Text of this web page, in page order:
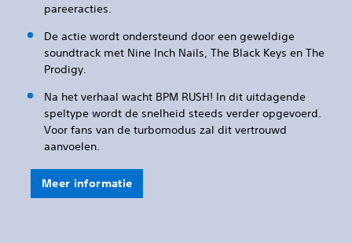
pareeracties.
De actie wordt ondersteund door een geweldige
soundtrack met Nine Inch Nails, The Black Keys en The
Prodigy.‎
Na het verhaal wacht BPM RUSH! In dit uitdagende
speltype wordt de snelheid steeds verder opgevoerd.
Voor fans van de turbomodus zal dit vertrouwd
aanvoelen.
Meer informatie